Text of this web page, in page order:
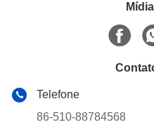
Telefone
86-510-88784568